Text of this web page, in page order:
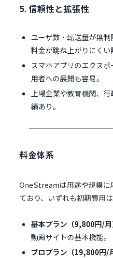
5. 信頼性と拡張性
ユーザ数・転送量が無
料金が跳ね上がりにくい
スマホアプリのエクス
用者への展開も容易。
上場企業や教育機関、
績あり。
料金体系
OneStreamは用途や規模に
ており、いずれも初期費用は
基本プラン（9,800円/月
動画サイトの基本機能。
プロプラン（19,800円/